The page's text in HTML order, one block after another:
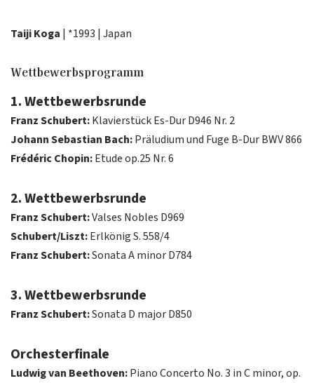
Taiji Koga | *1993 | Japan
Wettbewerbsprogramm
1. Wettbewerbsrunde
Franz Schubert:Klavierstück Es-Dur D946 Nr. 2
Johann Sebastian Bach:Präludium und Fuge B-Dur BWV 866
Frédéric Chopin:Etude op.25 Nr. 6
2. Wettbewerbsrunde
Franz Schubert:Valses Nobles D969
Schubert/Liszt:Erlkönig S. 558/4
Franz Schubert:Sonata A minor D784
3. Wettbewerbsrunde
Franz Schubert:Sonata D major D850
Orchesterfinale
Ludwig van Beethoven:Piano Concerto No. 3 in C minor, op.